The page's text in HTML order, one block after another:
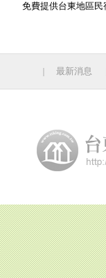
免費提供台東地區民
最新消息